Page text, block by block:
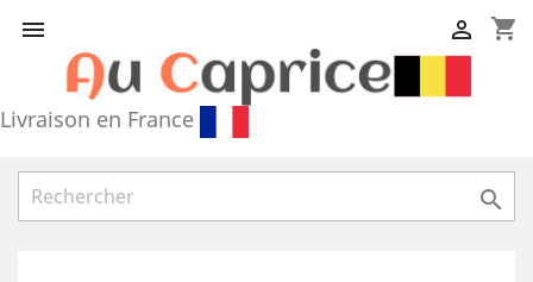
 shopping_cart

Livraison en France
